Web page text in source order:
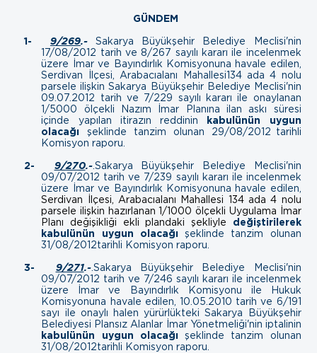
GÜNDEM
1-
9/269.-Sakarya Büyükşehir Belediye Meclisi'nin
17/08/2012 tarih ve 8/267 sayılı kararı ile incelenmek
üzere İmar ve Bayındırlık Komisyonuna havale edilen,
Serdivan İlçesi, Arabacıalanı Mahallesi134 ada 4 nolu
parsele ilişkin Sakarya Büyükşehir Belediye Meclisi'nin
09.07.2012 tarih ve 7/229 sayılı kararı ile onaylanan
1/5000 ölçekli Nazım İmar Planına ilan askı süresi
içinde yapılan itirazın reddinin kabulünün uygun
olacağı
şeklinde tanzim olunan 29/08/2012 tarihli
Komisyon raporu.
2-
9/270.-.Sakarya Büyükşehir Belediye Meclisi'nin
09/07/2012 tarih ve 7/239 sayılı kararı ile incelenmek
üzere İmar ve Bayındırlık Komisyonuna havale edilen,
Serdivan İlçesi, Arabacıalanı Mahallesi 134 ada 4 nolu
parsele ilişkin hazırlanan 1/1000 ölçekli Uygulama İmar
Planı değişikliği ekli plandaki şekliyle değiştirilerek
kabulünün uygun olacağı
şeklinde tanzim olunan
31/08/2012 tarihli Komisyon raporu.
3-
9/271.-.Sakarya Büyükşehir Belediye Meclisi'nin
09/07/2012 tarih ve 7/246 sayılı kararı ile incelenmek
üzere İmar ve Bayındırlık Komisyonu ile Hukuk
Komisyonuna havale edilen, 10.05.2010 tarih ve 6/191
sayı ile onaylı halen yürürlükteki Sakarya Büyükşehir
Belediyesi Plansız Alanlar İmar Yönetmeliği'nin iptalinin
kabulünün uygun olacağı
şeklinde tanzim olunan
31/08/2012 tarihli Komisyon raporu.